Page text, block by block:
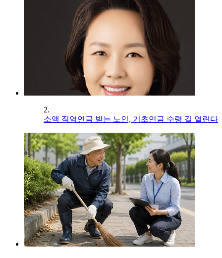
2.
소액 직역연금 받는 노인, 기초연금 수령 길 열린다